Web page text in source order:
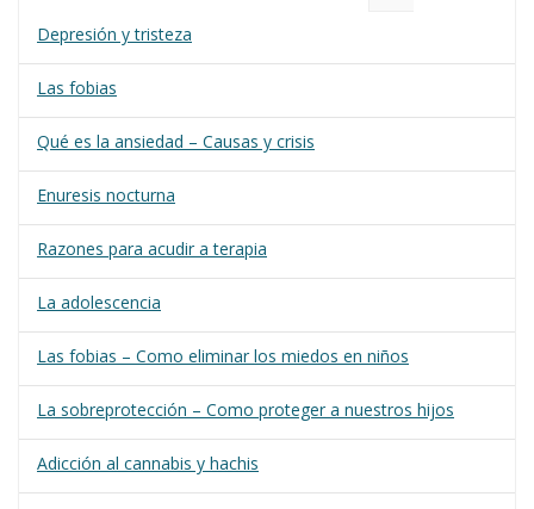
Depresión y tristeza
Las fobias
Qué es la ansiedad – Causas y crisis
Enuresis nocturna
Razones para acudir a terapia
La adolescencia
Las fobias – Como eliminar los miedos en niños
La sobreprotección – Como proteger a nuestros hijos
Adicción al cannabis y hachis